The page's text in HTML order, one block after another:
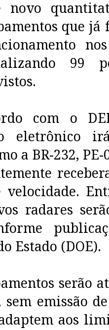
novo
que já
99
com o
eletrônico
a BR-232, PE-
velocidade.
radares
Estado (DOE).
serão
sem emissão
aos